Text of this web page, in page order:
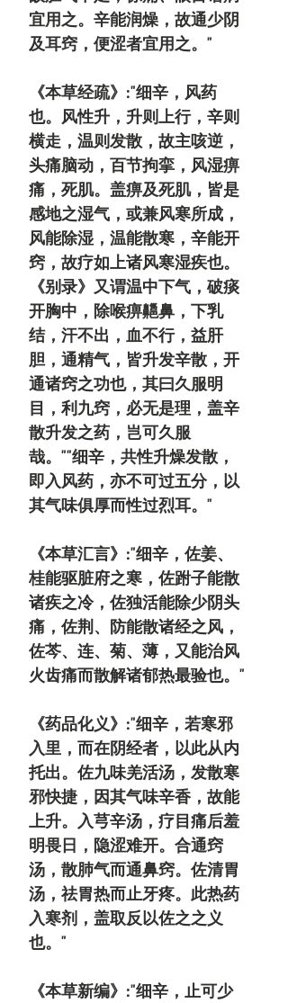
宜用之。辛能润燥，故通少阴
及耳窍，便涩者宜用之。"
《本草经疏》:"细辛，风药
也。风性升，升则上行，辛则
横走，温则发散，故主咳逆，
头痛脑动，百节拘挛，风湿痹
痛，死肌。盖痹及死肌，皆是
感地之湿气，或兼风寒所成，
风能除湿，温能散寒，辛能开
窍，故疗如上诸风寒湿疾也。
《别录》又谓温中下气，破痰
开胸中，除喉痹齆鼻，下乳
结，汗不出，血不行，益肝
胆，通精气，皆升发辛散，开
通诸窍之功也，其曰久服明
目，利九窍，必无是理，盖辛
散升发之药，岂可久服
哉。""细辛，共性升燥发散，
即入风药，亦不可过五分，以
其气味俱厚而性过烈耳。"
《本草汇言》:"细辛，佐姜、
桂能驱脏府之寒，佐跗子能散
诸疾之冷，佐独活能除少阴头
痛，佐荆、防能散诸经之风，
佐芩、连、菊、薄，又能治风
火齿痛而散解诸郁热最验也。"
《药品化义》:"细辛，若寒邪
入里，而在阴经者，以此从内
托出。佐九味羌活汤，发散寒
邪快捷，因其气味辛香，故能
上升。入芎辛汤，疗目痛后羞
明畏日，隐涩难开。合通窍
汤，散肺气而通鼻窍。佐清胃
汤，祛胃热而止牙疼。此热药
入寒剂，盖取反以佐之之义
也。"
《本草新编》:"细辛，止可少